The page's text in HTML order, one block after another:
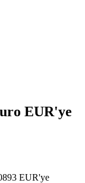
EUR'ye
EUR'ye